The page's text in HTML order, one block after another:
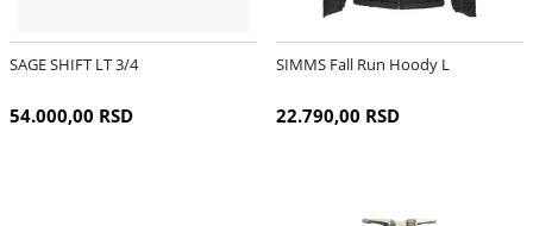
SAGE SHIFT LT 3/4
54.000,00 RSD
SIMMS Fall Run Hoody L
22.790,00 RSD